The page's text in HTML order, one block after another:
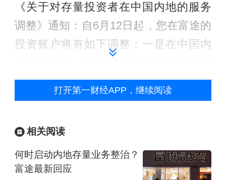
《关于对存量投资者在中国内地的服务
调整》通知：自6月12日起，您在富途的
投资账户将有如下调整：一是在中国内
入（开仓）交易，卖出（平仓）不受影
响；二是暂停在中国内地的资金转入服
此前6月2日、3日晚间，老虎、长桥已经
陆续发出类似通知。至此，3家于5月22
打开第一财经APP，继续阅读
相关阅读
何时启动内地存量业务整治？
富途最新回应